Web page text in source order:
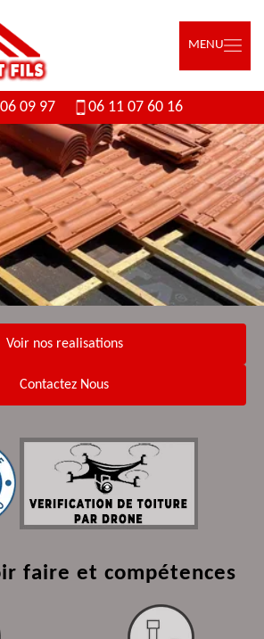
MENU
09 97 06 11 07 60 16
Voir nos realisations
Contactez Nous
faire et compétences